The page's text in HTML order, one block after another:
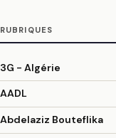
RUBRIQUES
3G - Algérie
AADL
Abdelaziz Bouteflika